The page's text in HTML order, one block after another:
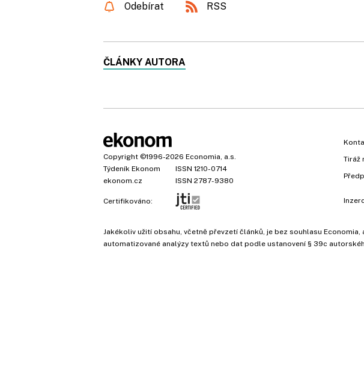
Odebírat RSS
ČLÁNKY AUTORA
Copyright ©1996-2026 Economia, a.s.
Týdeník Ekonom
ISSN 1210-0714
ekonom.cz
ISSN 2787-9380
Certifikováno:
Tiráž
Jakékoliv užití obsahu, včetně převzetí článků, je bez souhlasu
automatizované analýzy textů nebo dat podle ustanovení § 39c